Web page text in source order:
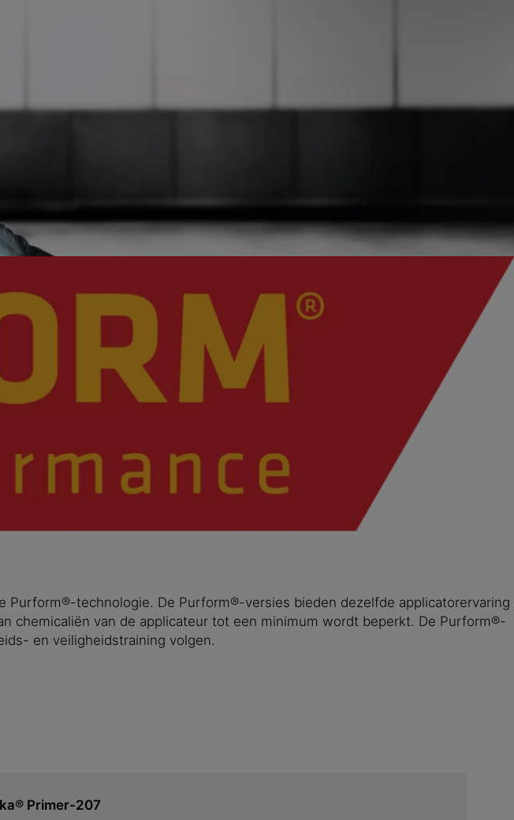
technologie. De Purform®-versies bieden dezelfde applicatorervaring
chemicaliën van de applicateur tot een minimum wordt beperkt. De Purform®-
en veiligheidstraining volgen.
Primer-207